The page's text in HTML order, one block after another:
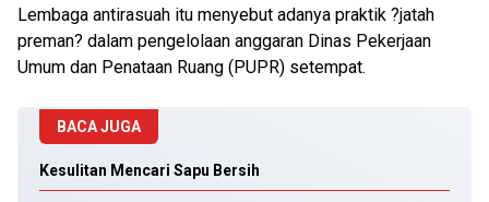
Lembaga antirasuah itu menyebut adanya praktik ?jatah
preman? dalam pengelolaan anggaran Dinas Pekerjaan
Umum dan Penataan Ruang (PUPR) setempat.
BACA JUGA
Kesulitan Mencari Sapu Bersih